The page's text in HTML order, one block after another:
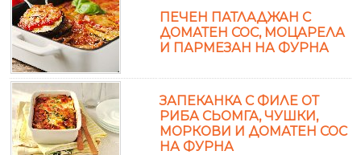
ПЕЧЕН ПАТЛАДЖАН С
ДОМАТЕН СОС, МОЦАРЕЛА
И ПАРМЕЗАН НА ФУРНА
ЗАПЕКАНКА С ФИЛЕ ОТ
РИБА СЬОМГА, ЧУШКИ,
МОРКОВИ И ДОМАТЕН СОС
НА ФУРНА